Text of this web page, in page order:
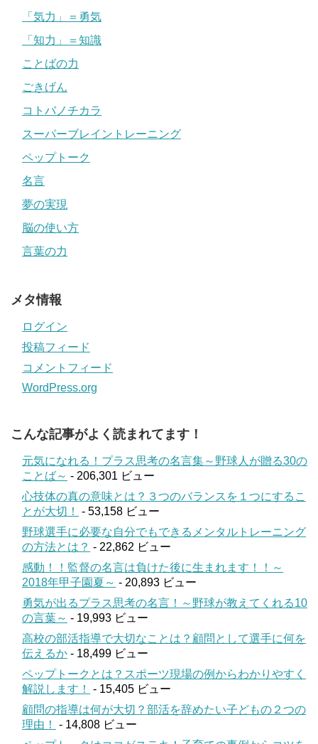
「気力」＝勇気
「知力」＝知識
ことばの力
ごきげん
コトバノチカラ
スーパーブレイントレーニング
ペップトーク
名言
夢の実現
脳の使い方
言葉の力
メタ情報
ログイン
投稿フィード
コメントフィード
WordPress.org
こんな記事がよく読まれてます！
元気になれる！プラス思考の名言集～野球人が贈る30の
ことば～ - 206,301 ビュー
心技体の真の意味とは？３つのバランスを１つにするこ
とが大切！
- 53,158 ビュー
野球選手に必要な自分でもできるメンタルトレーニング
の方法とは？ - 22,862 ビュー
感動！！監督の名言は負けた後に生まれます！！～
2018年甲子園夏～ - 20,893 ビュー
勇気が出るプラス思考の名言！～野球が教えてくれる10
の言葉～ - 19,993 ビュー
高校の部活指導で大切なことは？顧問として選手に何を
伝えるか - 18,499 ビュー
ペップトークとは？スポーツ現場の例からわかりやすく
解説します！
- 15,405 ビュー
顧問の指導は何が大切？部活を辞めたい子どもの２つの
理由！
- 14,808 ビュー